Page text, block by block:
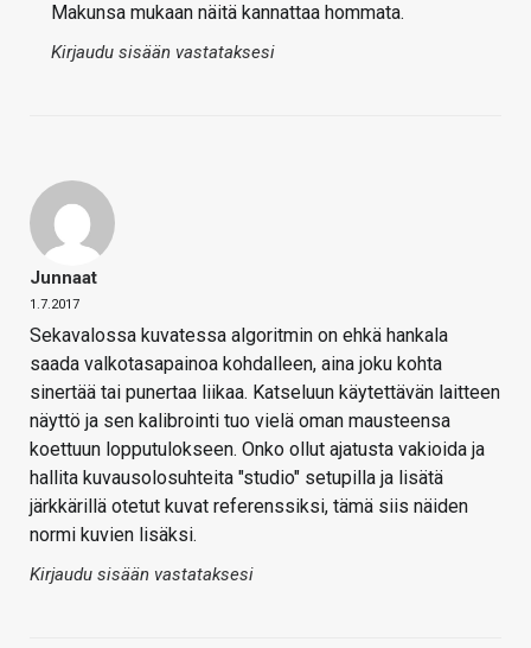
Makunsa mukaan näitä kannattaa hommata.
Kirjaudu sisään vastataksesi
Junnaat
1.7.2017
Sekavalossa kuvatessa algoritmin on ehkä hankala
saada valkotasapainoa kohdalleen, aina joku kohta
sinertää tai punertaa liikaa. Katseluun käytettävän laitteen
näyttö ja sen kalibrointi tuo vielä oman mausteensa
koettuun lopputulokseen. Onko ollut ajatusta vakioida ja
hallita kuvausolosuhteita "studio" setupilla ja lisätä
järkkärillä otetut kuvat referenssiksi, tämä siis näiden
normi kuvien lisäksi.
Kirjaudu sisään vastataksesi